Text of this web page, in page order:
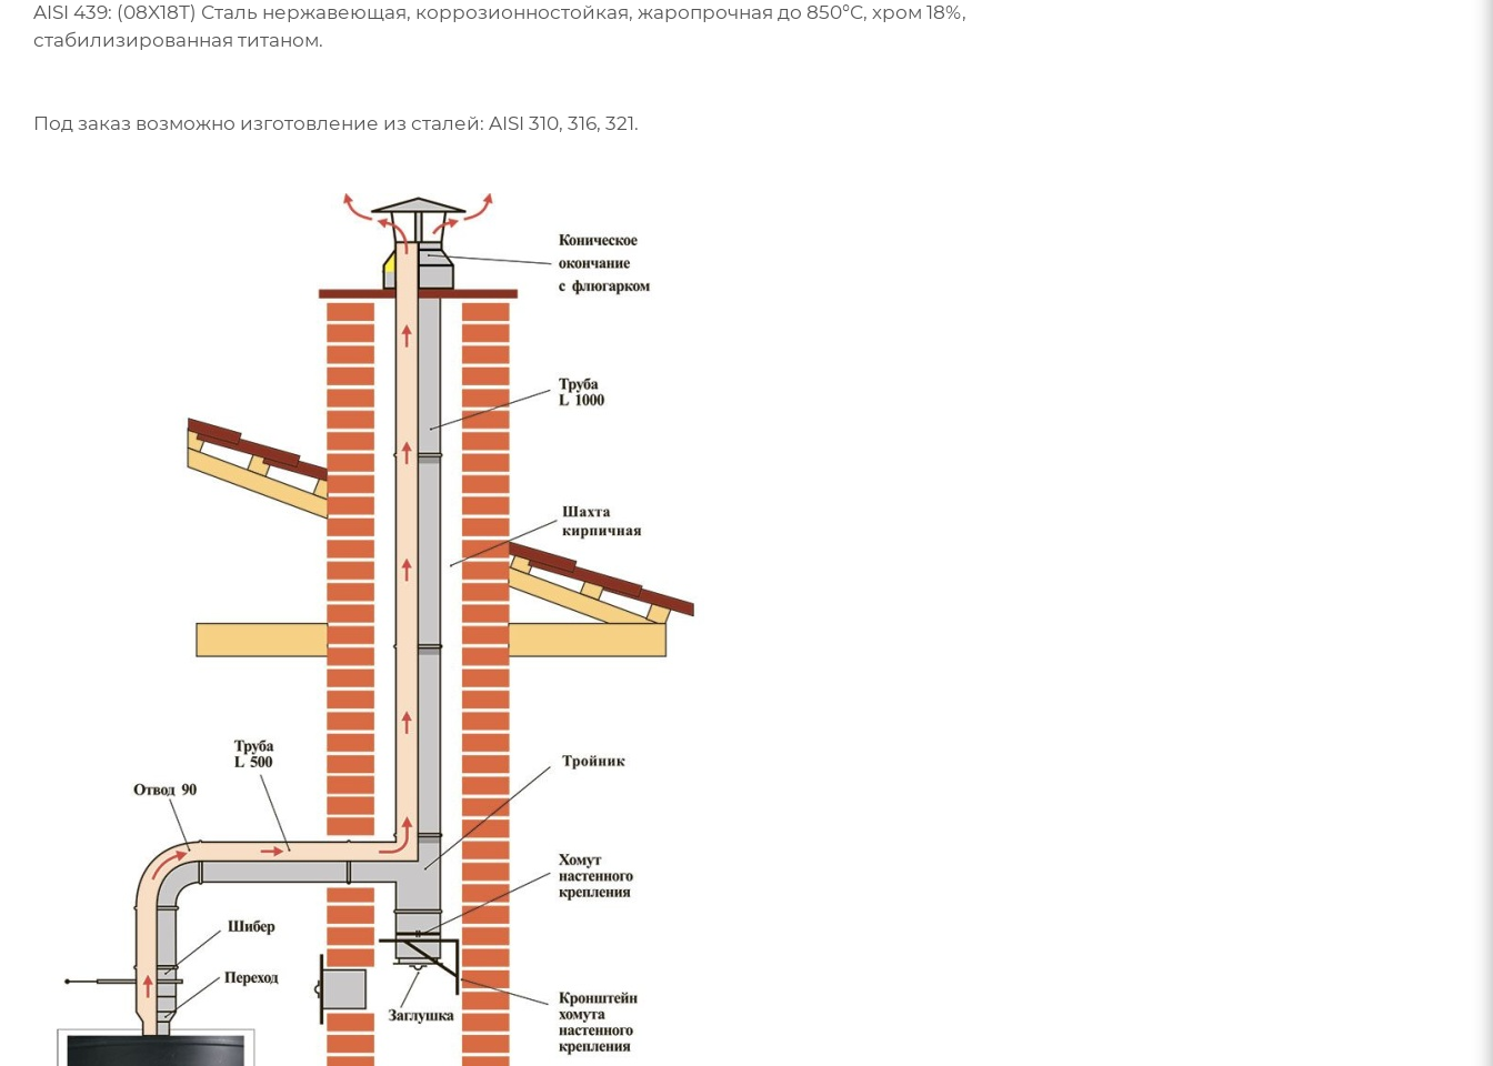
AISI 439: (08X18Т) Сталь нержавеющая, коррозионностойкая, жаропрочная до 850°С, хром 18%,
стабилизированная титаном.
Под заказ возможно изготовление из сталей: AISI 310, 316, 321.